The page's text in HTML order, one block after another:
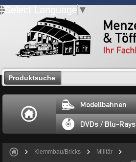
Select Language ▼
Produktsuche
Modellbahnen
DVDs / Blu-Rays
Klemmbau/Bricks Militär